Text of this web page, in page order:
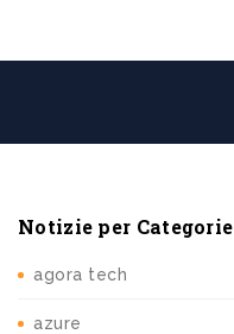
Notizie per Categorie
agora tech
azure